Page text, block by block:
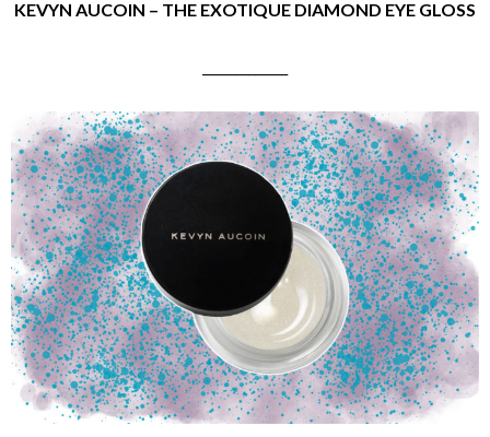
KEVYN AUCOIN – THE EXOTIQUE DIAMOND EYE GLOSS